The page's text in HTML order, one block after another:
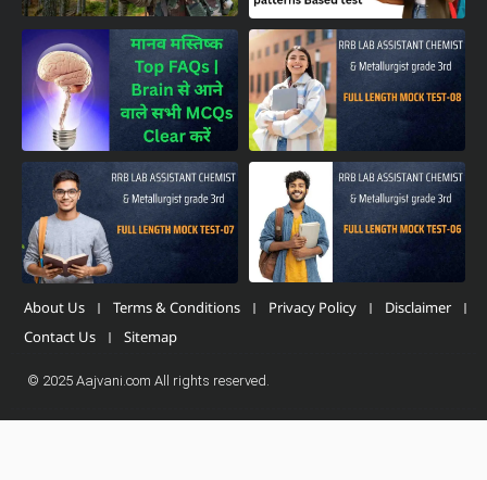
About Us Terms & Conditions Privacy Policy
Disclaimer
Contact Us
Sitemap
© 2025 Aajvani.com All rights reserved.